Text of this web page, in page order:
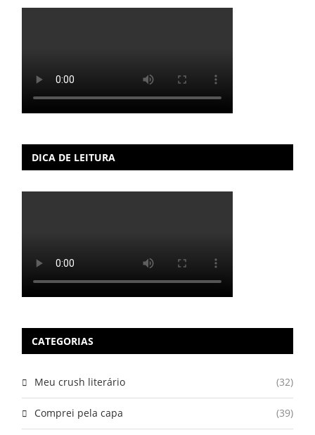
DICA DE LEITURA
CATEGORIAS
Meu crush literário (32)
Comprei pela capa (39)